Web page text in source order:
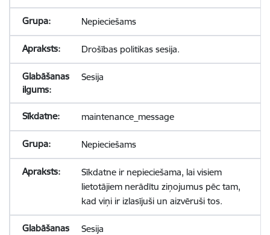
Nepieciešams
Drošības politikas sesija.
Sesija
maintenance_message
Nepieciešams
Sīkdatne ir nepieciešama, lai visiem
lietotājiem nerādītu ziņojumus pēc tam,
kad viņi ir izlasījuši un aizvēruši tos.
Sesija